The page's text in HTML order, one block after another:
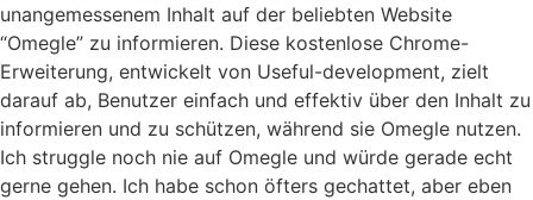
unangemessenem Inhalt auf der beliebten Website
“Omegle” zu informieren. Diese kostenlose Chrome-
Erweiterung, entwickelt von Useful-development, zielt
darauf ab, Benutzer einfach und effektiv über den Inhalt zu
informieren und zu schützen, während sie Omegle nutzen.
Ich struggle noch nie auf Omegle und würde gerade echt
gerne gehen. Ich habe schon öfters gechattet, aber eben